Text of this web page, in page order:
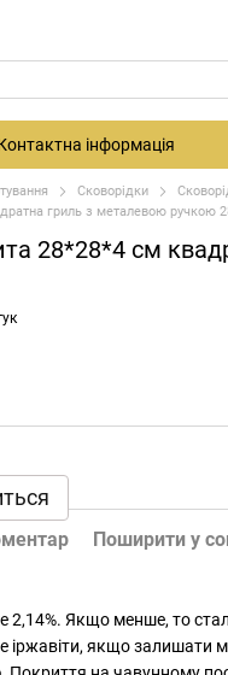
інформація
Сковорідки
гриль з металевою ручкою
28*28*4 см
Поширити у
2,14%. Якщо менше, то
іржавіти, якщо